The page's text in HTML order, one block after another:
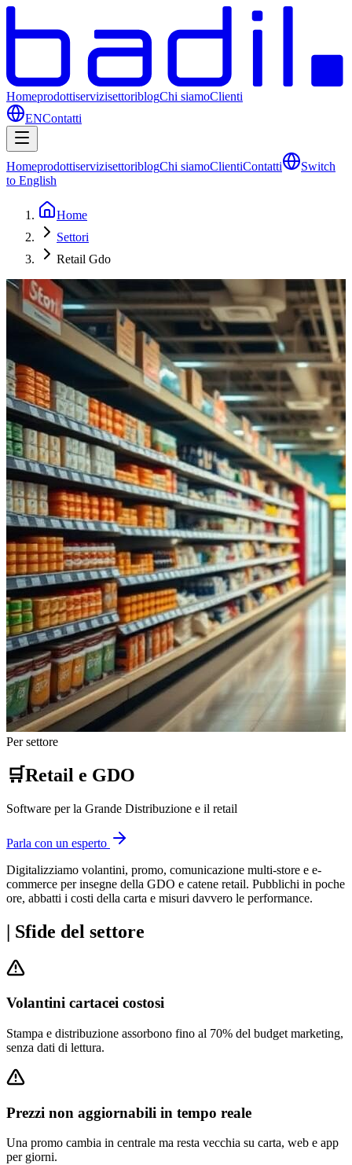
HomeprodottiservizisettoriblogChi siamoClienti
ENContatti
HomeprodottiservizisettoriblogChi siamoClientiContatti
Switch
to English
Home
Settori
Retail Gdo
Per settore
🛒Retail e GDO
Software per la Grande Distribuzione e il retail
Parla con un esperto
Digitalizziamo volantini, promo, comunicazione multi-store e e-
commerce per insegne della GDO e catene retail. Pubblichi in poche
ore, abbatti i costi della carta e misuri davvero le performance.
| Sfide del settore
Volantini cartacei costosi
Stampa e distribuzione assorbono fino al 70% del budget marketing,
senza dati di lettura.
Prezzi non aggiornabili in tempo reale
Una promo cambia in centrale ma resta vecchia su carta, web e app
per giorni.